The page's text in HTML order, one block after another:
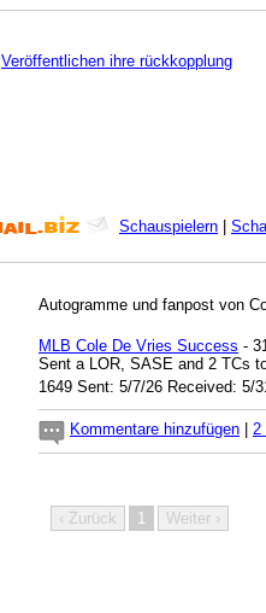
Veröffentlichen ihre rückkopplung
Schauspielern
Autogramme und fanpost von
MLB Cole De Vries Success -
Sent a LOR, SASE and 2 TCs
1649 Sent: 5/7/26 Received: 5/
Kommentare hinzufügen | 2
‹ Zurück 1 Weiter ›